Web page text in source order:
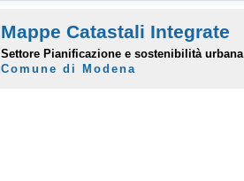
Mappe Catastali Integrate
Settore Pianificazione e sostenibilità urbana
Comune di Modena